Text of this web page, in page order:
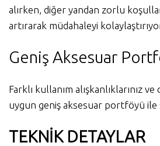
alırken, diğer yandan zorlu
artırarak müdahaleyi
Geniş Aksesuar
Farklı kullanım alışkanlıklarınız
uygun geniş aksesuar portföyü ile
TEKNİK DETAYLAR